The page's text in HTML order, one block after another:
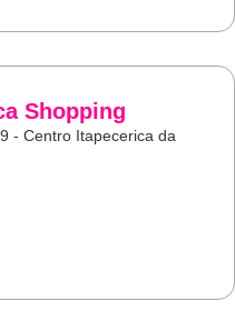
Shopping
- Centro Itapecerica da